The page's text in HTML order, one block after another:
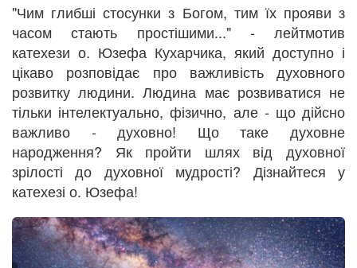
"Чим глибші стосунки з Богом, тим їх прояви з
часом стають простішими..." - лейтмотив
катехези о. Юзефа Кухарчика, який доступно і
цікаво розповідає про важливість духовного
розвитку людини. Людина має розвиватися не
тільки інтелектуально, фізично, але - що дійсно
важливо - духовно! Що таке духовне
народження? Як пройти шлях від духовної
зрілості до духовної мудрості? Дізнайтеся у
катехезі о. Юзефа!